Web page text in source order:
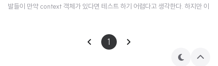
발들이 만약 context 객체가 있다면 테스트 하기 어렵다고 생각한다. 하지만 이
체를 테스트 하는 것은 가능하다. 아래에서 리소스를 가져오는 클래스인 Reso
urceRetriever 클래스를 사용해 Context를 테스트 하는 방법에 대해 살펴보
도록 하자. 테스트 환경 설정 예를 들어 아래와 같은 ResourceRetriever 클래
1
테 상